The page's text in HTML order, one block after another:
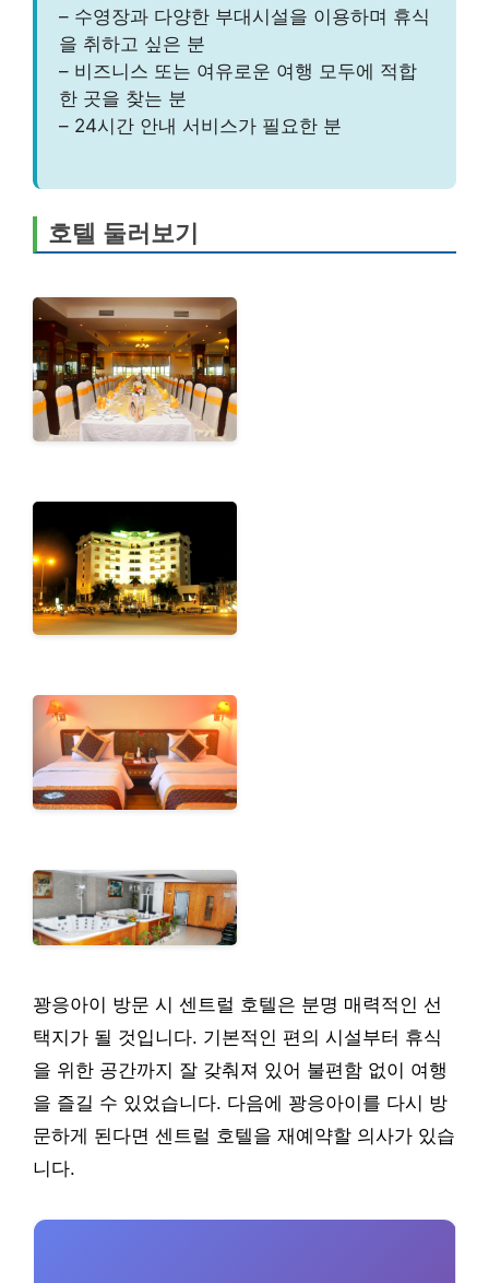
– 수영장과 다양한 부대시설을 이용하며 휴식
을 취하고 싶은 분
– 비즈니스 또는 여유로운 여행 모두에 적합
한 곳을 찾는 분
– 24시간 안내 서비스가 필요한 분
호텔 둘러보기
꽝응아이 방문 시 센트럴 호텔은 분명 매력적인 선
택지가 될 것입니다. 기본적인 편의 시설부터 휴식
을 위한 공간까지 잘 갖춰져 있어 불편함 없이 여행
을 즐길 수 있었습니다. 다음에 꽝응아이를 다시 방
문하게 된다면 센트럴 호텔을 재예약할 의사가 있습
니다.